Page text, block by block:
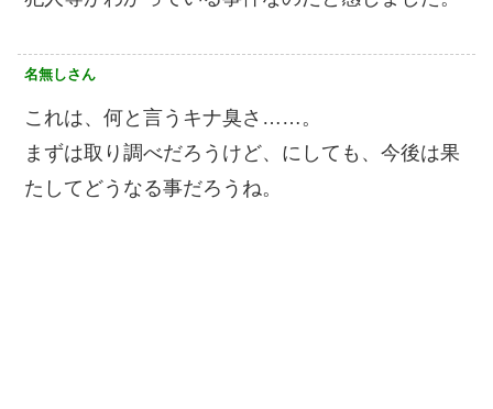
名無しさん
これは、何と言うキナ臭さ……。
まずは取り調べだろうけど、にしても、今後は果
たしてどうなる事だろうね。